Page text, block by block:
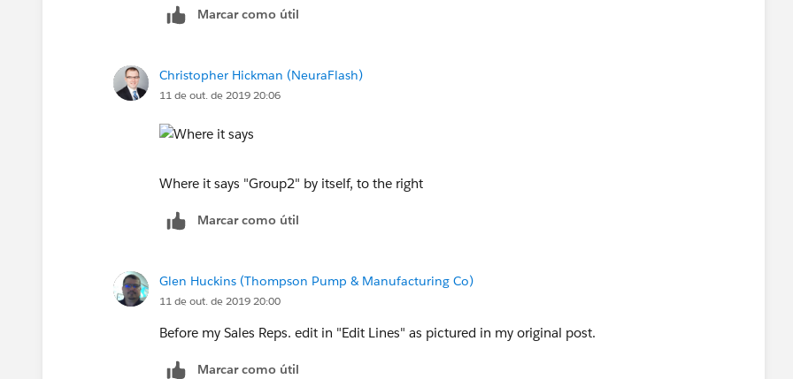
Marcar como útil
Christopher Hickman (NeuraFlash)
11 de out. de 2019 20:06
Where it says "Group2" by itself, to the right
Marcar como útil
Glen Huckins (Thompson Pump & Manufacturing Co)
11 de out. de 2019 20:00
Before my Sales Reps. edit in "Edit Lines" as pictured in my original post.
Marcar como útil